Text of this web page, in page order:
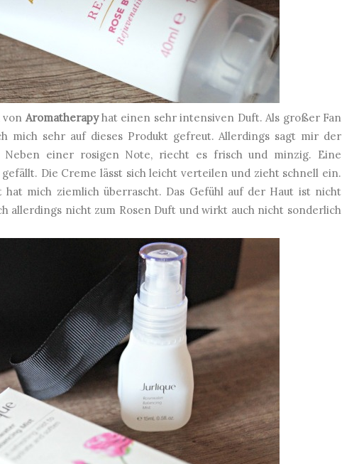
von Aromatherapyhat einen sehr intensiven Duft. Als großer Fan
mich sehr auf dieses Produkt gefreut. Allerdings sagt mir der
Neben einer rosigen Note, riecht es frisch und minzig. Eine
Die Creme lässt sich leicht verteilen und zieht schnell ein.
mich ziemlich überrascht. Das Gefühl auf der Haut ist nicht
allerdings nicht zum Rosen Duft und wirkt auch nicht sonderlich